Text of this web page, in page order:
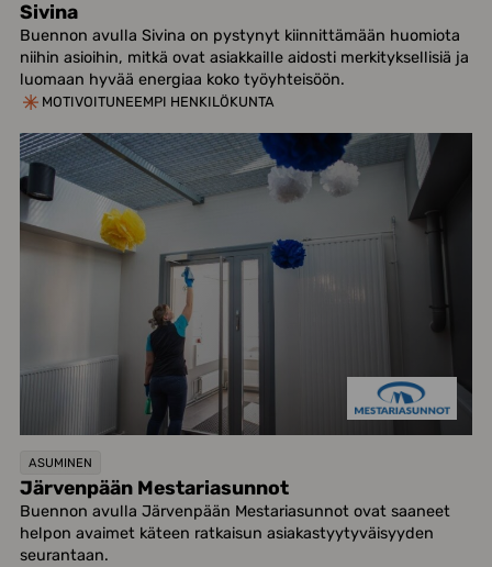
Sivina
Buennon avulla Sivina on pystynyt kiinnittämään huomiota
niihin asioihin, mitkä ovat asiakkaille aidosti merkityksellisiä ja
luomaan hyvää energiaa koko työyhteisöön.
MOTIVOITUNEEMPI HENKILÖKUNTA
ASUMINEN
Järvenpään Mestariasunnot
Buennon avulla Järvenpään Mestariasunnot ovat saaneet
helpon avaimet käteen ratkaisun asiakastyytyväisyyden
seurantaan.